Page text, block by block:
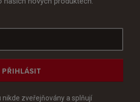
PŘIHLÁSIT
zveřejňovány a splňují